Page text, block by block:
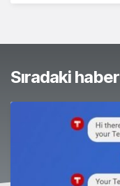
Sıradaki haber